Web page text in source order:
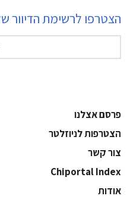
הצטרפו לרשימת הדיוור
פרסם אצלנו
הצטרפות לניוזלטר
צור קשר
Chiportal Index
אודות